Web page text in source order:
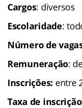
Cargos: diversos
Escolaridade:
Número de
Remuneração:
Inscrições: entre
Taxa de